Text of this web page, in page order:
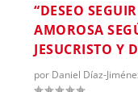
“DESEO
AMOROSA
JESUCRISTO Y
por Daniel Díaz-